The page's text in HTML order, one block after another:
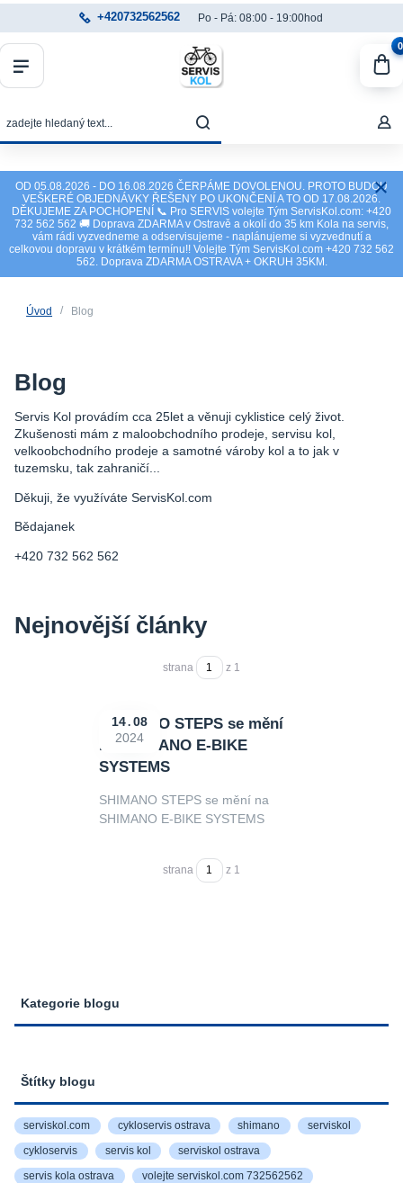
OD 05.08.2026 - DO 16.08.2026 ČERPÁME DOVOLENOU. PROTO BUDOU
VEŠKERÉ OBJEDNÁVKY ŘEŠENY PO UKONČENÍ A TO OD 17.08.2026.
DĚKUJEME ZA POCHOPENÍ 📞 Pro SERVIS volejte Tým ServisKol.com: +420
732 562 562 🚚 Doprava ZDARMA v Ostravě a okolí do 35 km Kola na servis,
vám rádi vyzvedneme a odservisujeme - naplánujeme si vyzvednutí a
celkovou dopravu v krátkém termínu!! Volejte Tým ServisKol.com +420 732 562
562. Doprava ZDARMA OSTRAVA + OKRUH 35KM.
+420732562562 Po - Pá: 08:00 - 19:00hod
0
Úvod Blog
Kategorie blogu
Štítky blogu
serviskol.com cykloservis ostrava shimano serviskol
cykloservis servis kol serviskol ostrava
servis kola ostrava volejte serviskol.com 732562562
Blog
Servis Kol provádím cca 25let a věnuji cyklistice celý život.
Zkušenosti mám z maloobchodního prodeje, servisu kol,
velkoobchodního prodeje a samotné vároby kol a to jak v
tuzemsku, tak zahraničí...
Děkuji, že využíváte ServisKol.com
Bědajanek
+420 732 562 562
Nejnovější články
strana z 1
SHIMANO STEPS se mění
na SHIMANO E-BIKE
SYSTEMS
14 08
2024
SHIMANO STEPS se mění na
SHIMANO E-BIKE SYSTEMS
strana z 1